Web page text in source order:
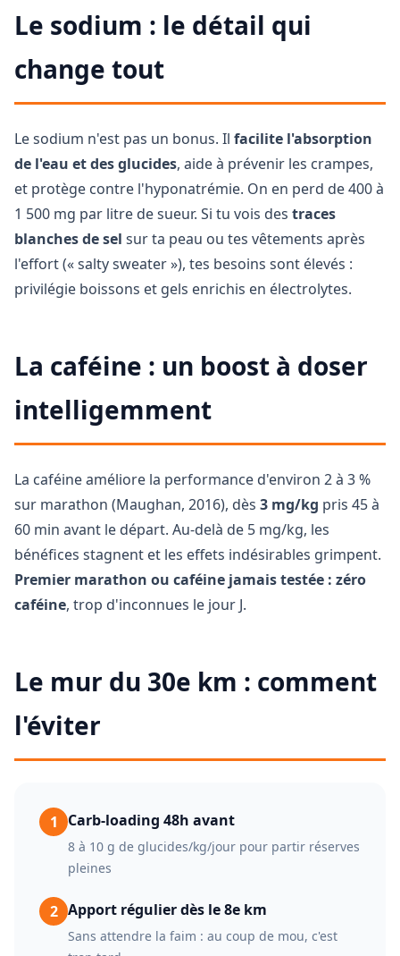
Le sodium : le détail qui
change tout
Le sodium n'est pas un bonus. Il facilite l'absorption
de l'eau et des glucides, aide à prévenir les crampes,
et protège contre l'hyponatrémie. On en perd de 400 à
1 500 mg par litre de sueur. Si tu vois des traces
blanches de sel sur ta peau ou tes vêtements après
l'effort (« salty sweater »), tes besoins sont élevés :
privilégie boissons et gels enrichis en électrolytes.
La caféine : un boost à doser
intelligemment
La caféine améliore la performance d'environ 2 à 3 %
sur marathon (Maughan, 2016), dès 3 mg/kg pris 45 à
60 min avant le départ. Au-delà de 5 mg/kg, les
bénéfices stagnent et les effets indésirables grimpent.
Premier marathon ou caféine jamais testée : zéro
caféine, trop d'inconnues le jour J.
Le mur du 30e km : comment
l'éviter
1 Carb-loading 48h avant
8 à 10 g de glucides/kg/jour pour partir réserves
pleines
2 Apport régulier dès le 8e km
Sans attendre la faim : au coup de mou, c'est